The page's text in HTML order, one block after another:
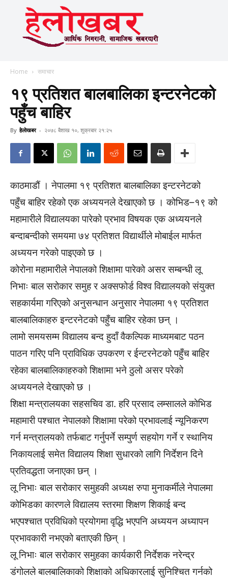
Home समाचार
१९ प्रतिशत बालबालिका इन्टरनेटको
पहुँच बाहिर
By हेलाेखबर - २०७८ बैशाख १०, शुक्रबार २१:२५
काठमाडौं । नेपालमा १९ प्रतिशत बालबालिका इन्टरनेटको
पहुँच बाहिर रहेको एक अध्ययनले देखाएको छ । कोभिड–१९ को
महामारीले विद्यालयका पारेको प्रभाव विषयक एक अध्ययनले
बन्दाबन्दीको समयमा ७४ प्रतिशत विद्यार्थीले मोबाईल मार्फत
अध्ययन गरेको पाइएको छ ।
कोरोना महामारीले नेपालको शिक्षामा पारेको असर सम्बन्धी लू
निभाः बाल सरोकार समुह र अक्सफोर्ड विश्व विद्यालयको संयुक्त
सहकार्यमा गरिएको अनुसन्धान अनुसार नेपालमा १९ प्रतिशत
बालबालिकाहरु इन्टरनेटको पहुँच बाहिर रहेका छन् ।
लामो समयसम्म विद्यालय बन्द हुदाँ वैकल्पिक माध्यमबाट पठन
पाठन गरिए पनि प्राविधिक उपकरण र ईन्टरनेटको पहुँच बाहिर
रहेका बालबालिकाहरुको शिक्षामा भने ठुलो असर परेको
अध्ययनले देखाएको छ ।
शिक्षा मन्त्रालयका सहसचिव डा. हरि प्रसाद लम्सालले कोभिड
महामारी पश्चात नेपालको शिक्षामा परेको प्रभावलाई न्यूनिकरण
गर्न मन्त्रालयको तर्फबाट गर्नुपर्ने सम्पुर्ण सहयोग गर्ने र स्थानिय
निकायलाई समेत विद्यालय शिक्षा सुधारको लागि निर्देशन दिने
प्रतिवद्धता जनाएका छन् ।
लू निभाः बाल सरोकार समुहकी अध्यक्ष रुपा मुनाकर्मीले नेपालमा
कोभिडका कारणले विद्यालय स्तरमा शिक्षण शिकाई बन्द
भएपश्चात प्रविधिको प्रयोगमा वृद्धि भएपनि अध्ययन अध्यापन
प्रभावकारी नभएको बताएकी छिन् ।
लू निभाः बाल सरोकार समुहका कार्यकारी निर्देशक नरेन्द्र
डंगोलले बालबालिकाको शिक्षाको अधिकारलाई सुनिश्चित गर्नको